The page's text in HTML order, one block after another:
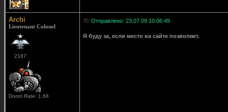
1
Archi
Lieutenant Colonel
2187
Doom Rate: 1.68
Отправлено: 23.07.09 10:06:49
Я буду за, если место на сайте позволяет.